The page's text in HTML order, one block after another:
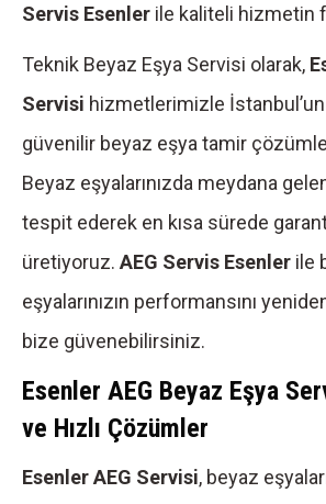
Servis Esenler ile kaliteli hizmetin
Teknik Beyaz Eşya Servisi olarak,
Servisi hizmetlerimizle İstanbul’un
güvenilir beyaz eşya tamir
Beyaz eşyalarınızda meydana
tespit ederek en kısa sürede
üretiyoruz. AEG Servis Esenler ile
eşyalarınızın performansını
bize güvenebilirsiniz.
Esenler AEG Beyaz Eşya
ve Hızlı Çözümler
Esenler AEG Servisi, beyaz